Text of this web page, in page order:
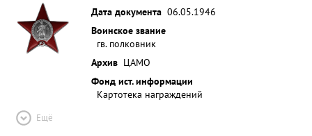
Дата документа 06.05.1946
Воинское звание
гв. полковник
Архив ЦАМО
Фонд ист. информации
Картотека награждений
Ещё